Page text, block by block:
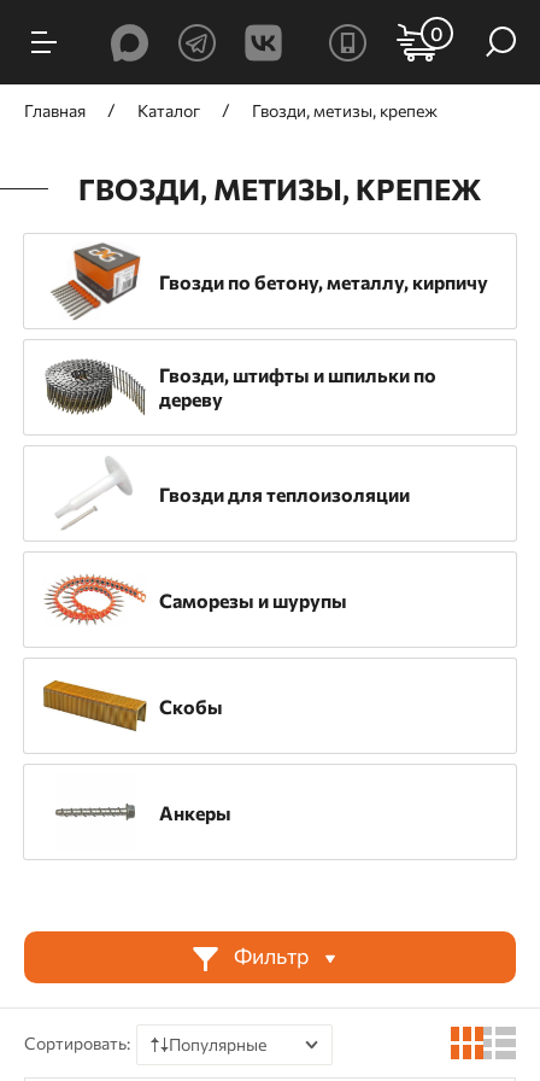
0
Главная Каталог Гвозди, метизы, крепеж
ГВОЗДИ, МЕТИЗЫ, КРЕПЕЖ
ФИЛЬТРЫ
Цена, ₽
Производитель
GNG TOUA
Гефест
КРЕП-КОМП
Назначение
Декоративные работы
Для напольных покрытий
Инженерные системы
Каркасное домостроение
Кровельные работы
ЛСТК
Монтаж временных конструкций
Монтаж ГВЛ
Монтаж гибкой черепицы
Монтаж ГКЛ
Монтаж ГСП
Гвозди по бетону, металлу, кирпичу
Гвозди, штифты и шпильки по
дереву
Гвозди для теплоизоляции
Саморезы и шурупы
Скобы
Анкеры
Фильтр
Сортировать: Популярные